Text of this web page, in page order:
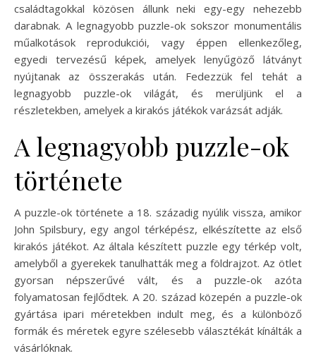
családtagokkal közösen állunk neki egy-egy nehezebb
darabnak. A legnagyobb puzzle-ok sokszor monumentális
műalkotások reprodukciói, vagy éppen ellenkezőleg,
egyedi tervezésű képek, amelyek lenyűgöző látványt
nyújtanak az összerakás után. Fedezzük fel tehát a
legnagyobb puzzle-ok világát, és merüljünk el a
részletekben, amelyek a kirakós játékok varázsát adják.
A legnagyobb puzzle-ok
története
A puzzle-ok története a 18. századig nyúlik vissza, amikor
John Spilsbury, egy angol térképész, elkészítette az első
kirakós játékot. Az általa készített puzzle egy térkép volt,
amelyből a gyerekek tanulhatták meg a földrajzot. Az ötlet
gyorsan népszerűvé vált, és a puzzle-ok azóta
folyamatosan fejlődtek. A 20. század közepén a puzzle-ok
gyártása ipari méretekben indult meg, és a különböző
formák és méretek egyre szélesebb választékát kínálták a
vásárlóknak.